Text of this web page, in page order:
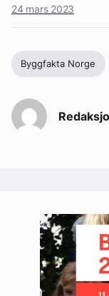
24 mars 2023
Byggfakta Norge